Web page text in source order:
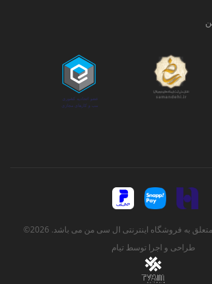
به فروشگاه اینترنتی ال سی من می باشد. 2026©
طراحی و اجرا توسطتیام